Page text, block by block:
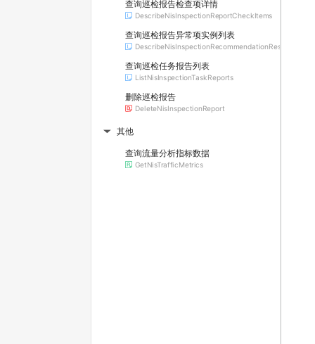
查询巡检报告检查项详情
DescribeNisInspectionReportCheckItems
查询巡检报告异常项实例列表
DescribeNisInspectionRecommendationResources
查询巡检任务报告列表
ListNisInspectionTaskReports
删除巡检报告
DeleteNisInspectionReport
▶ 其他
查询流量分析指标数据
GetNisTrafficMetrics